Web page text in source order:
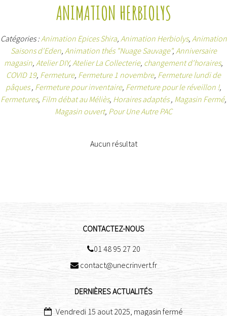
ANIMATION HERBIOLYS
Catégories :Animation Epices Shira, Animation Herbiolys, Animation
Saisons d'Eden, Animation thés "Nuage Sauvage", Anniversaire
magasin, Atelier DIY,Atelier La Collecterie, changement d'horaires,
COVID 19, Fermeture, Fermeture 1 novembre, Fermeture lundi de
pâques, Fermeture pour inventaire, Fermeture pour le réveillon !,
Fermetures, Film débat au Méliès, Horaires adaptés, Magasin Fermé,
Magasin ouvert, Pour Une Autre PAC
Aucun résultat
CONTACTEZ-NOUS
01 48 95 27 20
contact@unecrinvert.fr
DERNIÈRES ACTUALITÉS
Vendredi 15 aout 2025, magasin fermé